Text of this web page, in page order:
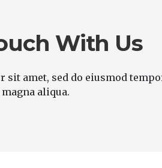
With Us
sit amet, sed do eiusmod
aliqua.